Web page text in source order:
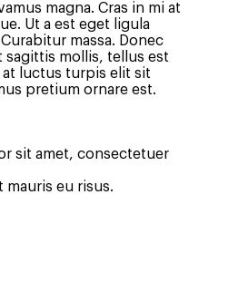
magna. Cras in mi at
Ut a est eget ligula
massa. Donec
mollis, tellus est
at luctus turpis elit sit
pretium ornare est.
sit amet, consectetuer
eu risus.